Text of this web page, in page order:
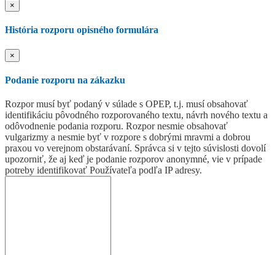
×
História rozporu opisného formulára
×
Podanie rozporu na zákazku
Rozpor musí byť podaný v súlade s OPEP, t.j. musí obsahovať
identifikáciu pôvodného rozporovaného textu, návrh nového textu a
odôvodnenie podania rozporu. Rozpor nesmie obsahovať
vulgarizmy a nesmie byť v rozpore s dobrými mravmi a dobrou
praxou vo verejnom obstarávaní. Správca si v tejto súvislosti dovolí
upozorniť, že aj keď je podanie rozporov anonymné, vie v prípade
potreby identifikovať Používateľa podľa IP adresy.